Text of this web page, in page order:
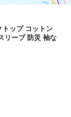
トップ コットン
リーブ 防災 袖な